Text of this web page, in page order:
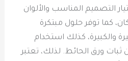
التصميم المناسب والألوان
كما توفر حلول مبتكرة
والكبيرة، كذلك استخدام
ثبات ورق الحائط. لذلك، تعتبر